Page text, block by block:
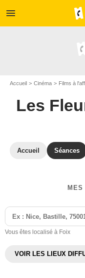
menu
Accueil Cinéma Films à
Les
Accueil Séances
MES
Vous êtes localisé à Foix
VOIR LES LIEUX